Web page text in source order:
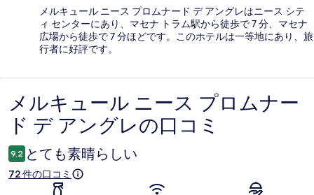
メルキュール ニース プロムナード デ アングレはニース シテ
ィ センターにあり、マセナ トラム駅から徒歩で 7 分、マセナ
広場から徒歩で 7 分ほどです。このホテルは一等地にあり、旅
行者に好評です。
口
コ
ミ
メルキュール ニース プロムナー
ド デ アングレの口コミ
9.2 とても素晴らしい
72 件の口コミ